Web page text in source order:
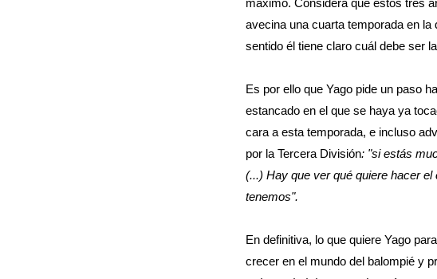
avecina una cuarta temporada en la
sentido él tiene claro cuál debe ser
Es por ello que Yago pide un paso
estancado en el que se haya ya
cara a esta temporada, e incluso
por la Tercera División: "si estás
(...) Hay que ver qué quiere hacer
tenemos".
En definitiva, lo que quiere Yago
crecer en el mundo del balompié y